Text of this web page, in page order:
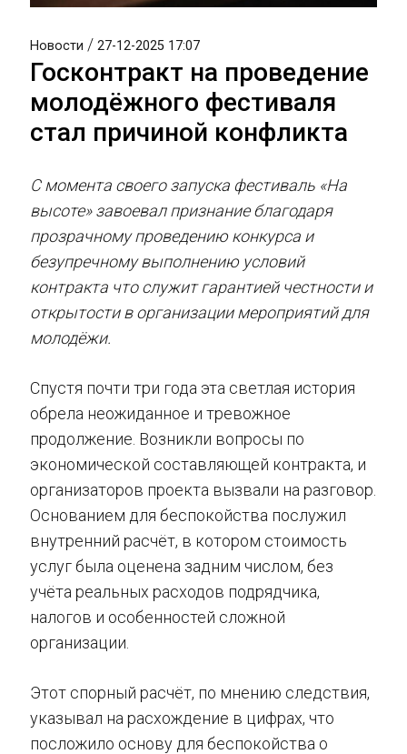
Новости / 27-12-2025 17:07
Госконтракт на проведение
молодёжного фестиваля
стал причиной конфликта
С момента своего запуска фестиваль «На
высоте» завоевал признание благодаря
прозрачному проведению конкурса и
безупречному выполнению условий
контракта что служит гарантией честности и
открытости в организации мероприятий для
молодёжи.
Спустя почти три года эта светлая история
обрела неожиданное и тревожное
продолжение. Возникли вопросы по
экономической составляющей контракта, и
организаторов проекта вызвали на разговор.
Основанием для беспокойства послужил
внутренний расчёт, в котором стоимость
услуг была оценена задним числом, без
учёта реальных расходов подрядчика,
налогов и особенностей сложной
организации.
Этот спорный расчёт, по мнению следствия,
указывал на расхождение в цифрах, что
посложило основу для беспокойства о